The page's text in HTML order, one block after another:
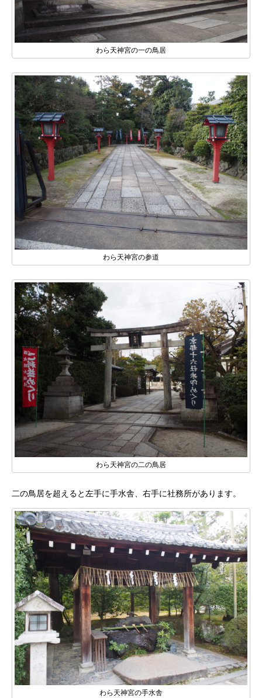
わら天神宮の一の鳥居
わら天神宮の参道
わら天神宮の二の鳥居
二の鳥居を超えると左手に手水舎、右手に社務所があります。
わら天神宮の手水舎